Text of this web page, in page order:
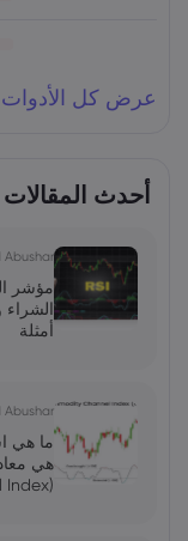
عرض كل الأدوات
أحدث المقالات
Abushar
أمثلة
Abushar
هي
(Commodity Channel Index)؟